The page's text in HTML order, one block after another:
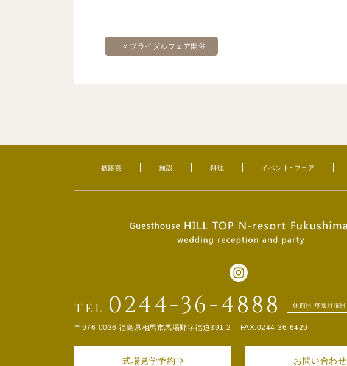
« ブライダルフェア開催
披露宴 施設 料理 イベント・フェア
TEL. 0244-36-4888 休館日 毎週月曜日
〒976-0036 福島県相馬市馬場野字福迫391-2 FAX.0244-36-6429
式場見学予約 お問い合わせ